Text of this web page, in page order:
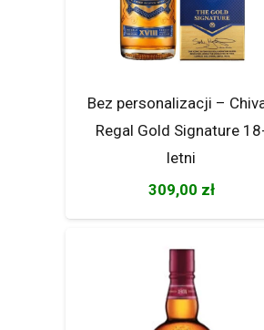
Bez personalizacji –
Regal Gold Signature
letni
309,00 zł